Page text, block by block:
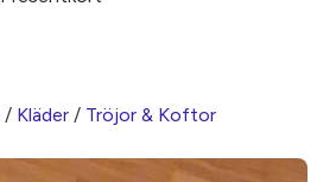
/ Kläder / Tröjor & Koftor